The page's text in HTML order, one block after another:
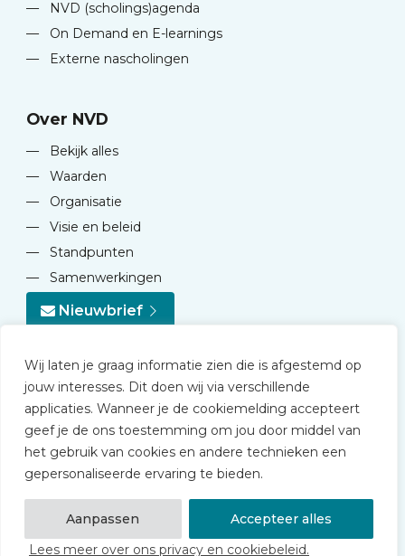
Wij laten je graag informatie zien die is afgestemd op
jouw interesses. Dit doen wij via verschillende
applicaties. Wanneer je de cookiemelding accepteert
geef je de ons toestemming om jou door middel van
het gebruik van cookies en andere technieken een
gepersonaliseerde ervaring te bieden.
Aanpassen
Accepteer alles
Lees meer over ons privacy en cookiebeleid.
—
NVD (scholings)agenda
—
On Demand en E-learnings
—
Externe nascholingen
Over NVD
—
Bekijk alles
—
Waarden
—
Organisatie
—
Visie en beleid
—
Standpunten
—
Samenwerkingen
Nieuwbrief
© 2026 NVD
Privacy statement
Disclaimer